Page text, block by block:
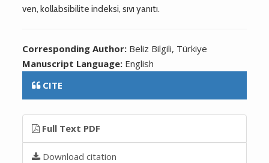
ven, kollabsibilite indeksi, sıvı yanıtı.
Corresponding Author: Beliz Bilgili, Türkiye
Manuscript Language: English
CITE
Full Text PDF
Download citation